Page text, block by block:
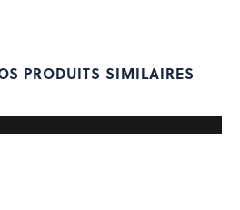
PRODUITS SIMILAIRES